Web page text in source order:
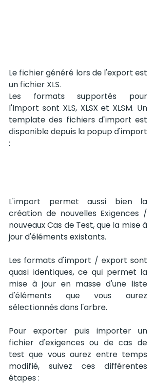
Le fichier généré lors de l'export est
un fichier XLS.
Les formats supportés pour
l'import sont XLS, XLSX et XLSM. Un
template des fichiers d'import est
disponible depuis la popup d'import
:
L'import permet aussi bien la
création de nouvelles Exigences /
nouveaux Cas de Test, que la mise à
jour d'éléments existants.
Les formats d'import / export sont
quasi identiques, ce qui permet la
mise à jour en masse d'une liste
d'éléments que vous aurez
sélectionnés dans l'arbre.
Pour exporter puis importer un
fichier d'exigences ou de cas de
test que vous aurez entre temps
modifié, suivez ces différentes
étapes :